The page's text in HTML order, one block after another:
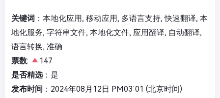
关键词 ：本地化应用, 移动应用, 多语言支持, 快速翻译, 本
地化服务, 字符串文件, 本地化文件, 应用翻译, 自动翻译,
语言转换, 准确
票数:
147
是否精选：是
发布时间 ：2024年08月12日 PM03:01 (北京时间)